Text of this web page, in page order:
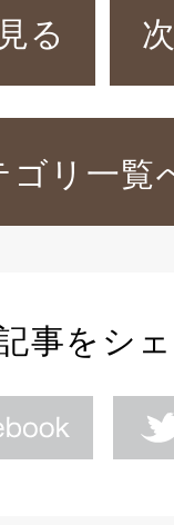
る
ゴリ一覧
事をシ